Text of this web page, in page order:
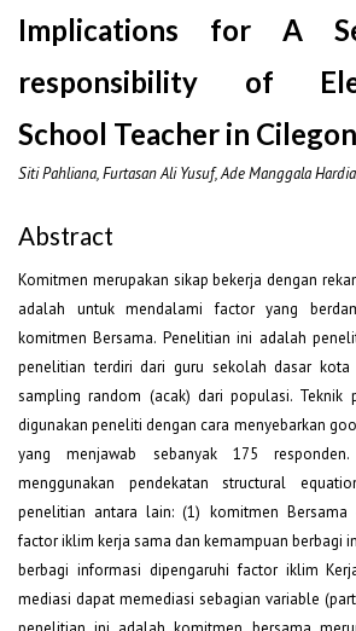
Implications for A
responsibility of
School Teacher in
Siti Pahliana, Furtasan Ali Yusuf, Ade Manggala
Abstract
Komitmen merupakan sikap bekerja dengan
adalah untuk mendalami factor yang
komitmen Bersama. Penelitian ini adalah
penelitian terdiri dari guru sekolah dasar kota
sampling random (acak) dari populasi. Teknik
digunakan peneliti dengan cara menyebarkan
yang menjawab sebanyak 175
menggunakan pendekatan structural
penelitian antara lain: (1) komitmen Bersama
factor iklim kerja sama dan kemampuan berbagi
berbagi informasi dipengaruhi factor iklim
mediasi dapat memediasi sebagian variable